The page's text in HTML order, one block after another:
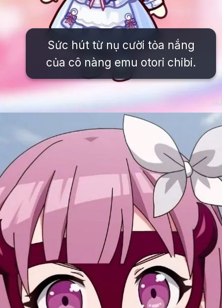
Sức hút từ nụ cười tỏa nắng
của cô nàng emu otori chibi.
https://issiloo.edu.vn/emu-chibi